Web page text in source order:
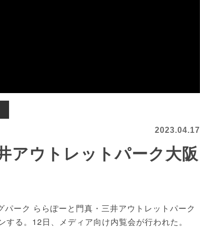
2023.04.17
アウトレットパーク大阪
ーク ららぽーと門真・三井アウトレットパーク
る。12日、メディア向け内覧会が行われた。